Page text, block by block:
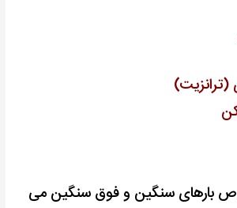
(ترانزیت)
بارهای سنگین و فوق سنگین می